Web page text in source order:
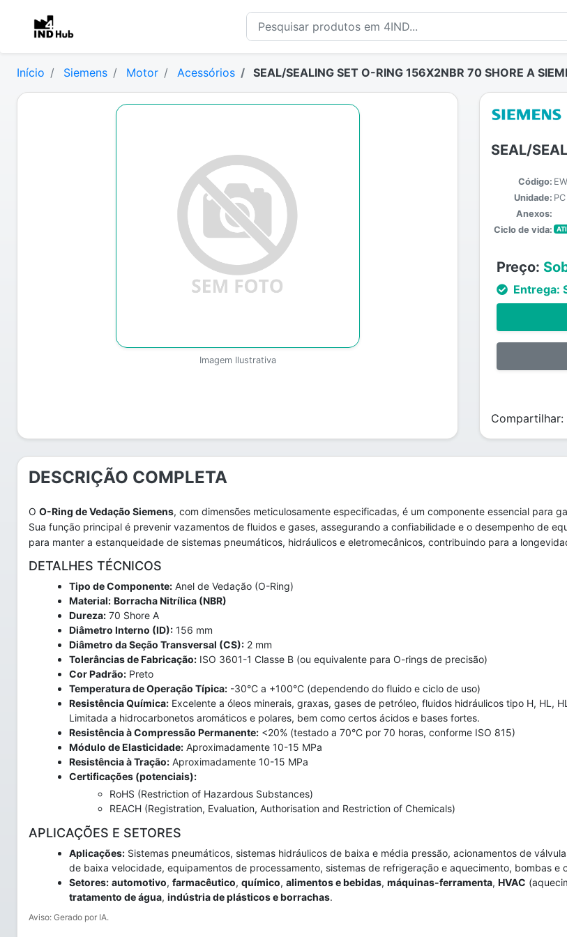
Início Siemens Motor Acessórios SEAL/SEALING SET O-RING 156X2NBR 70 SHORE A
Imagem Ilustrativa
SEAL/
Código:
Unidade: PC
Anexos:
Ciclo de vida:
Preço:
Entrega:
Compartilhar:
DESCRIÇÃO COMPLETA
O O-Ring de Vedação Siemens, com dimensões meticulosamente especificadas, é um componente essencial para
Sua função principal é prevenir vazamentos de fluidos e gases, assegurando a confiabilidade e o desempenho de
para manter a estanqueidade de sistemas pneumáticos, hidráulicos e eletromecânicos, contribuindo para a
DETALHES TÉCNICOS
Tipo de Componente: Anel de Vedação (O-Ring)
Material: Borracha Nitrílica (NBR)
Dureza: 70 Shore A
Diâmetro Interno (ID): 156 mm
Diâmetro da Seção Transversal (CS): 2 mm
Tolerâncias de Fabricação: ISO 3601-1 Classe B (ou equivalente para O-rings de precisão)
Cor Padrão: Preto
Temperatura de Operação Típica: -30°C a +100°C (dependendo do fluido e ciclo de uso)
Resistência Química: Excelente a óleos minerais, graxas, gases de petróleo, fluidos hidráulicos tipo H, HL,
Limitada a hidrocarbonetos aromáticos e polares, bem como certos ácidos e bases fortes.
Resistência à Compressão Permanente: <20% (testado a 70°C por 70 horas, conforme ISO 815)
Módulo de Elasticidade: Aproximadamente 10-15 MPa
Resistência à Tração: Aproximadamente 10-15 MPa
Certificações (potenciais):
RoHS (Restriction of Hazardous Substances)
REACH (Registration, Evaluation, Authorisation and Restriction of Chemicals)
APLICAÇÕES E SETORES
Aplicações: Sistemas pneumáticos, sistemas hidráulicos de baixa e média pressão, acionamentos de
de baixa velocidade, equipamentos de processamento, sistemas de refrigeração e aquecimento, bombas e
Setores: automotivo, farmacêutico, químico, alimentos e bebidas, máquinas-ferramenta, HVAC
tratamento de água, indústria de plásticos e borrachas.
Aviso: Gerado por IA.